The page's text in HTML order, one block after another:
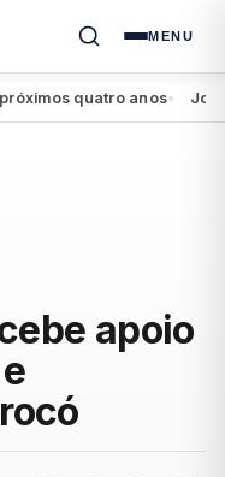
MENU
quatro anos● João
apoio